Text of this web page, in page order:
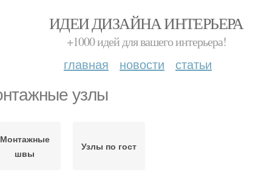
ИДЕИ ДИЗАЙНА ИНТЕРЬЕРА
+1000 идей для вашего интерьера!
главная новости статьи
узлы
Монтажные
швы
Узлы по гост